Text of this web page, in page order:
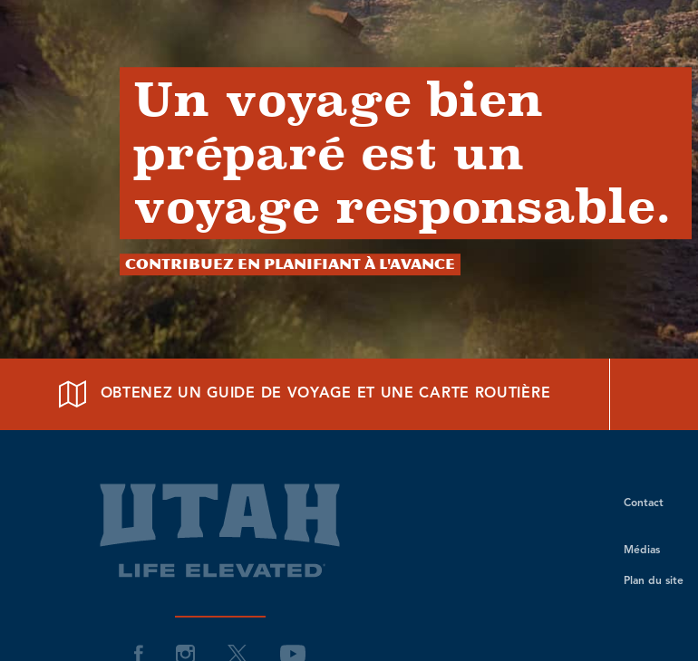
Un voyage bien
préparé est un
voyage responsable.
Contribuez en planifiant à l'avance
OBTENEZ UN GUIDE DE VOYAGE ET UNE CARTE ROUTIÈRE
Contact
Médias
Plan du site